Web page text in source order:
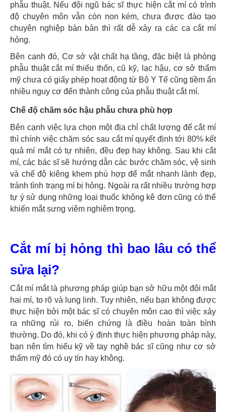
phẫu thuật. Nếu đội ngũ bác sĩ thực hiện cắt mí có trình
độ chuyên môn vẫn còn non kém, chưa được đào tạo
chuyên nghiệp bàn bản thì rất dễ xảy ra các ca cắt mí
hỏng.
Bên cạnh đó, Cơ sở vật chất hạ tầng, đặc biệt là phòng
phẫu thuật cắt mí thiếu thốn, cũ kỹ, lạc hậu, cơ sở thẩm
mỹ chưa có giấy phép hoạt động từ Bộ Y Tế cũng tiềm ẩn
nhiều nguy cơ đến thành công của phẫu thuật cắt mí.
Chế độ chăm sóc hậu phẫu chưa phù hợp
Bên cạnh việc lựa chọn một địa chỉ chất lượng để cắt mí
thì chính việc chăm sóc sau cắt mí quyết định tới 80% kết
quả mí mắt có tự nhiên, đều đẹp hay không. Sau khi cắt
mí, các bác sĩ sẽ hướng dẫn các bước chăm sóc, vệ sinh
và chế độ kiêng khem phù hợp để mắt nhanh lành đẹp,
tránh tình trạng mí bị hỏng. Ngoài ra rất nhiều trường hợp
tự ý sử dụng những loại thuốc không kê đơn cũng có thể
khiến mắt sưng viêm nghiêm trọng.
Cắt mí bị hỏng thì bao lâu có thể
sửa lại?
Cắt mí mắt là phương pháp giúp bạn sở hữu một đôi mắt
hai mí, to rõ và lung linh. Tuy nhiên, nếu bạn không được
thực hiện bởi một bác sĩ có chuyên môn cao thì việc xảy
ra những rủi ro, biến chứng là điều hoàn toàn bình
thường. Do đó, khi có ý định thực hiện phương pháp này,
bạn nên tìm hiểu kỹ về tay nghề bác sĩ cũng như cơ sở
thẩm mỹ đó có uy tín hay không.